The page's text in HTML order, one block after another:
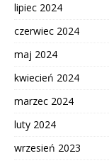
lipiec 2024
czerwiec 2024
maj 2024
kwiecień 2024
marzec 2024
luty 2024
wrzesień 2023